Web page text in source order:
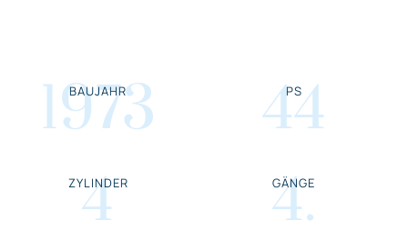
1973
BAUJAHR 44
PS
4
ZYLINDER 4.
GÄNGE